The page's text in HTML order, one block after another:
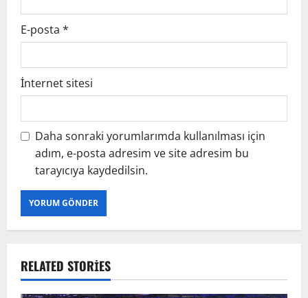
E-posta *
İnternet sitesi
Daha sonraki yorumlarımda kullanılması için
adım, e-posta adresim ve site adresim bu
tarayıcıya kaydedilsin.
RELATED STORIES